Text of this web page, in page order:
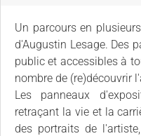
Un parcours en
d'Augustin Lesage. Des
public et accessibles à
nombre de (re)découvrir
Les panneaux
retraçant la vie et la
des portraits de